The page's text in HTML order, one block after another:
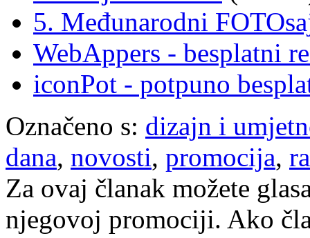
5. Međunarodni
WebAppers - besplatni
iconPot - potpuno
Označeno s: dizajn i
dana, novosti, promocija,
Za ovaj članak možete
njegovoj promociji. Ako